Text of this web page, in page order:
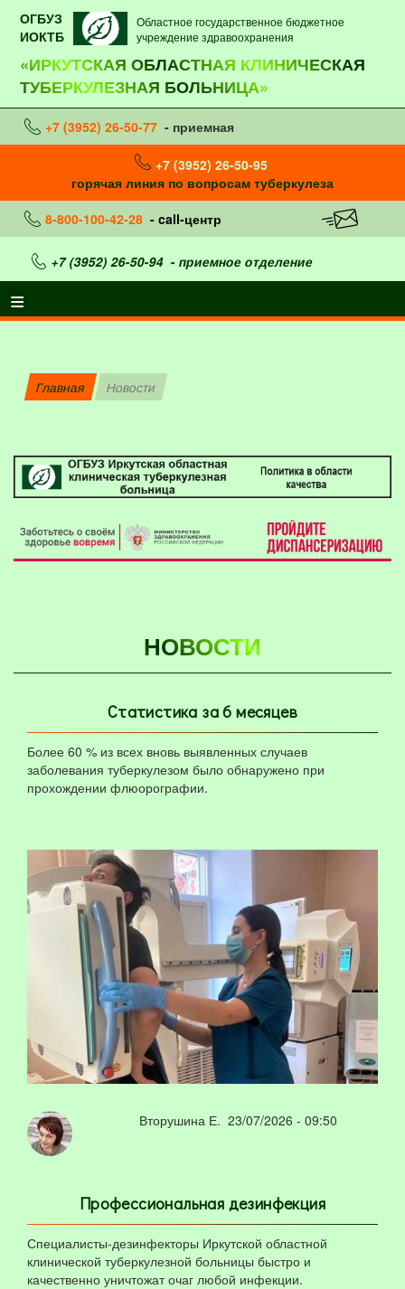
ОГБУЗ
ИОКТБ
Областное государственное бюджетное
учреждение здравоохранения
«ИРКУТСКАЯ ОБЛАСТНАЯ КЛИНИЧЕСКАЯ
ТУБЕРКУЛЕЗНАЯ БОЛЬНИЦА»
+7 (3952) 26-50-77 - приемная
+7 (3952) 26-50-95
горячая линия по вопросам туберкулеза
8-800-100-42-28 - call-центр
+7 (3952) 26-50-94- приемное отделение
Главная Новости
НОВОСТИ
Статистика за 6 месяцев
Более 60 % из всех вновь выявленных случаев
заболевания туберкулезом было обнаружено при
прохождении флюорографии.
Вторушина Е. 23/07/2026 - 09:50
Профессиональная дезинфекция
Специалисты-дезинфекторы Иркутской областной
клинической туберкулезной больницы быстро и
качественно уничтожат очаг любой инфекции.